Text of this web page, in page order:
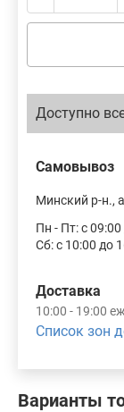
Варианты
Доступно
Самовывоз
Минский р-н.,
Пн - Пт: с
Сб: с 10:00 до
Доставка
10:00 - 19:00
Список зон